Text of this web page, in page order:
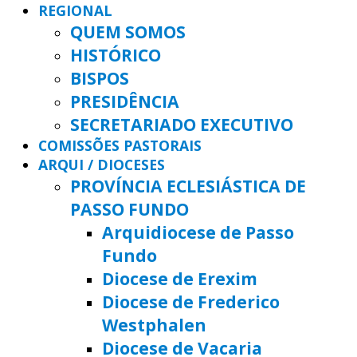
REGIONAL
QUEM SOMOS
HISTÓRICO
BISPOS
PRESIDÊNCIA
SECRETARIADO EXECUTIVO
COMISSÕES PASTORAIS
ARQUI / DIOCESES
PROVÍNCIA ECLESIÁSTICA DE
PASSO FUNDO
Arquidiocese de Passo
Fundo
Diocese de Erexim
Diocese de Frederico
Westphalen
Diocese de Vacaria